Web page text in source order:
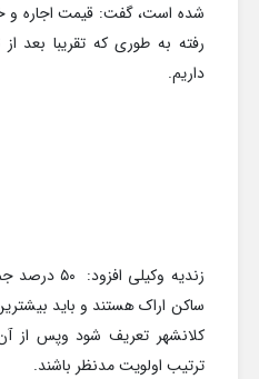
شده است، گفت: قیمت اجاره و
رفته به طوری که تقریبا بعد
داریم.
زندیه وکیلی
ساکن اراک هستند و باید
کلانشهر تعریف شود وپس از
ترتیب اولویت مدنظر باشند.